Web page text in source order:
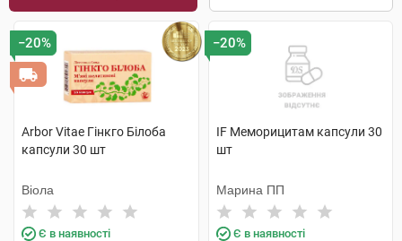
−20%
Arbor Vitae Гінкго Білоба
капсули 30 шт
Віола
Є в наявності
−20%
IF Меморицитам капсули 30
шт
Марина ПП
Є в наявності